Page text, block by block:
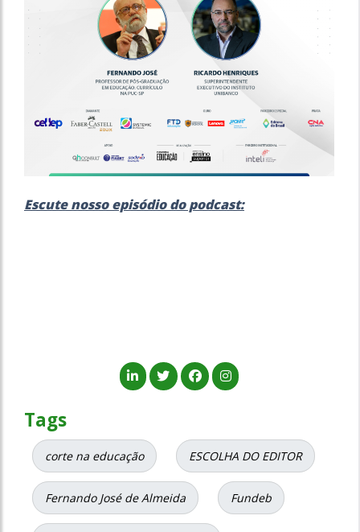
Escute nosso episódio do podcast:
Tags
corte na educação ESCOLHA DO EDITOR
Fernando José de Almeida Fundeb